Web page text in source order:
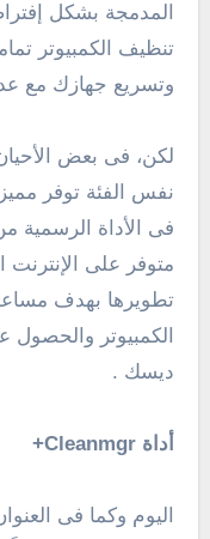
المدمجة بشكل
تنظيف الكمبيوتر
وتسريع جهازك مع
لكن، فى بعض
نفس الفئة توفر
فى الأداة
متوفر على الإنترنت
تطويرها بهدف
الكمبيوتر
ديسك .
أداة Cleanmgr+
اليوم وكما فى